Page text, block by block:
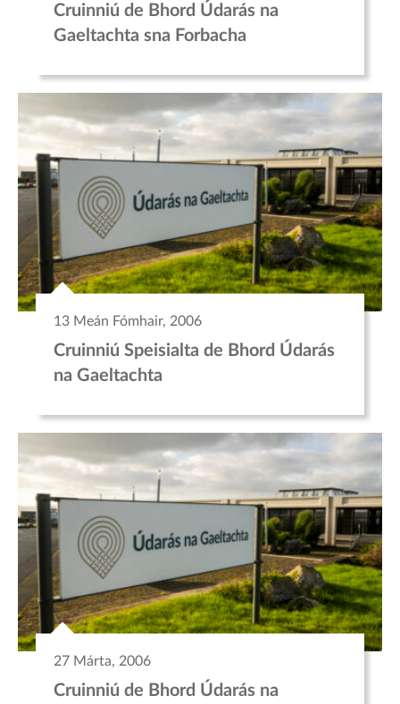
Cruinniú de Bhord Údarás na
Gaeltachta sna Forbacha
13 Meán Fómhair, 2006
Cruinniú Speisialta de Bhord Údarás
na Gaeltachta
27 Márta, 2006
Cruinniú de Bhord Údarás na